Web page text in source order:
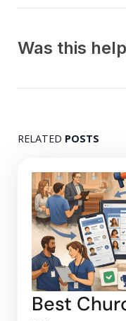
Was this
RELATED POSTS
Best